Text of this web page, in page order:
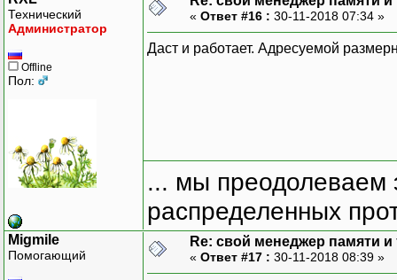
Технический
Администратор
Offline
Пол:
« Ответ #16 : 30-11-2018 07:34 »
Даст и работает. Адресуемой
... мы преодолеваем
распределенных
Migmile
Помогающий
Re: свой менеджер памяти
« Ответ #17 : 30-11-2018 08:39 »